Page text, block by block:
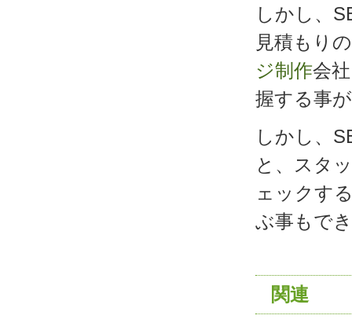
しかし、
見積もり
ジ制作会
握する事
しかし、
と、スタ
ェックす
ぶ事もで
関連